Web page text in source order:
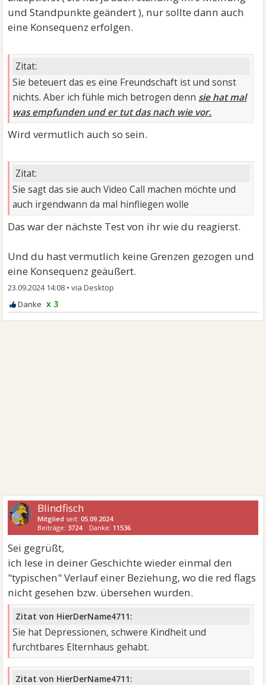
und Standpunkte geändert ), nur sollte dann auch
eine Konsequenz erfolgen.
Zitat:
Sie beteuert das es eine Freundschaft ist und sonst
nichts. Aber ich fühle mich betrogen denn sie hat mal
was empfunden und er tut das nach wie vor.
Wird vermutlich auch so sein.
Zitat:
Sie sagt das sie auch Video Call machen möchte und
auch irgendwann da mal hinfliegen wolle
Das war der nächste Test von ihr wie du reagierst.
Und du hast vermutlich keine Grenzen gezogen und
eine Konsequenz geäußert.
23.09.2024 14:08 •
x 3
Blindfisch
Mitglied seit:05.09.2024
Beiträge: 3724 Danke: 11536
Sei gegrüßt,
ich lese in deiner Geschichte wieder einmal den
"typischen" Verlauf einer Beziehung, wo die red flags
nicht gesehen bzw. übersehen wurden.
Zitat von HierDerName4711:
Sie hat Depressionen, schwere Kindheit und
furchtbares Elternhaus gehabt.
Zitat von HierDerName4711: